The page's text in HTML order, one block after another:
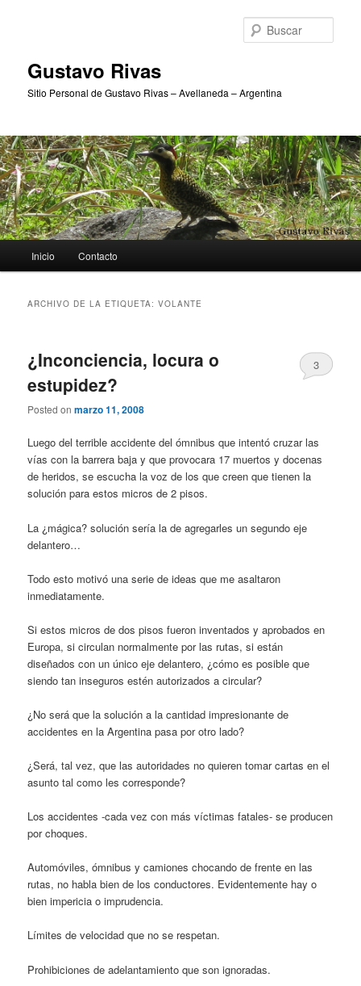
Gustavo Rivas
Sitio Personal de Gustavo Rivas – Avellaneda – Argentina
principal
Inicio Contacto
ARCHIVO DE LA ETIQUETA:VOLANTE
¿Inconciencia, locura o
estupidez?
Posted onmarzo 11, 2008
3
Luego del terrible accidente del ómnibus que intentó cruzar las
vías con la barrera baja y que provocara 17 muertos y docenas
de heridos, se escucha la voz de los que creen que tienen la
solución para estos micros de 2 pisos.
La ¿mágica? solución sería la de agregarles un segundo eje
delantero…
Todo esto motivó una serie de ideas que me asaltaron
inmediatamente.
Si estos micros de dos pisos fueron inventados y aprobados en
Europa, si circulan normalmente por las rutas, si están
diseñados con un único eje delantero, ¿cómo es posible que
siendo tan inseguros estén autorizados a circular?
¿No será que la solución a la cantidad impresionante de
accidentes en la Argentina pasa por otro lado?
¿Será, tal vez, que las autoridades no quieren tomar cartas en el
asunto tal como les corresponde?
Los accidentes -cada vez con más víctimas fatales- se producen
por choques.
Automóviles, ómnibus y camiones chocando de frente en las
rutas, no habla bien de los conductores. Evidentemente hay o
bien impericia o imprudencia.
Límites de velocidad que no se respetan.
Prohibiciones de adelantamiento que son ignoradas.